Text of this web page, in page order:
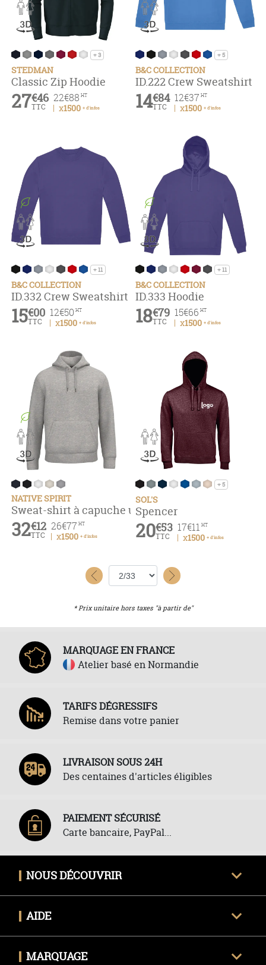
+ 3
STEDMAN
Classic Zip Hoodie
22€88 HT
x1500 + d'infos
27€46
TTC
+ 5
B&C COLLECTION
ID.222 Crew Sweatshirt
12€37 HT
x1500 + d'infos
14€84
TTC
+ 11
B&C COLLECTION
ID.332 Crew Sweatshirt
12€50 HT
x1500 + d'infos
15€00
TTC
+ 11
B&C COLLECTION
ID.333 Hoodie
15€66 HT
x1500 + d'infos
18€79
TTC
NATIVE SPIRIT
Sweat-shirt à capuche unisexe
26€77 HT
x1500 + d'infos
32€12
TTC
+ 5
SOL'S
Spencer
17€11 HT
x1500 + d'infos
20€53
TTC
* Prix unitaire hors taxes "à partir de"
MARQUAGE EN FRANCE
Atelier basé en Normandie
TARIFS DÉGRESSIFS
Remise dans votre panier
LIVRAISON SOUS 24H
Des centaines d'articles éligibles
PAIEMENT SÉCURISÉ
Carte bancaire, PayPal...
NOUS DÉCOUVRIR
Nous contacter
AIDE
MARQUAGE